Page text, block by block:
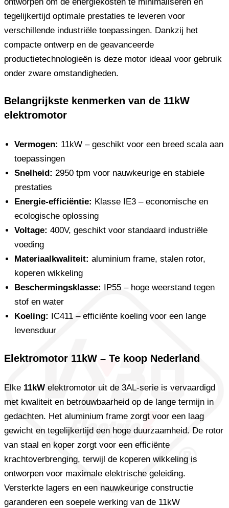
tegelijkertijd optimale prestaties te leveren voor
verschillende industriële toepassingen. Dankzij het
compacte ontwerp en de geavanceerde
productietechnologieën is deze motor ideaal voor gebruik
onder zware omstandigheden.
Belangrijkste kenmerken van de 11kW
elektromotor
Vermogen: 11kW – geschikt voor een breed scala aan
toepassingen
Snelheid: 2950 tpm voor nauwkeurige en stabiele
prestaties
Energie-efficiëntie: Klasse IE3 – economische en
ecologische oplossing
Voltage: 400V, geschikt voor standaard industriële
voeding
Materiaalkwaliteit: aluminium frame, stalen rotor,
koperen wikkeling
Beschermingsklasse:
IP55 – hoge weerstand tegen
stof en water
Koeling:
IC411 – efficiënte koeling voor een lange
levensduur
Elektromotor 11kW – Te koop Nederland
Elke 11kW elektromotor uit de 3AL-serie is vervaardigd
met kwaliteit en betrouwbaarheid op de lange termijn in
gedachten. Het aluminium frame zorgt voor een laag
gewicht en tegelijkertijd een hoge duurzaamheid. De rotor
van staal en koper zorgt voor een efficiënte
krachtoverbrenging, terwijl de koperen wikkeling is
ontworpen voor maximale elektrische geleiding.
Versterkte lagers en een nauwkeurige constructie
garanderen een soepele werking van de 11kW